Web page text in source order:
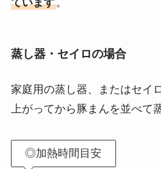
蒸し器・セイロの場合
家庭用の蒸し器、またはセイ
上がってから豚まんを並べて
◎加熱時間目安